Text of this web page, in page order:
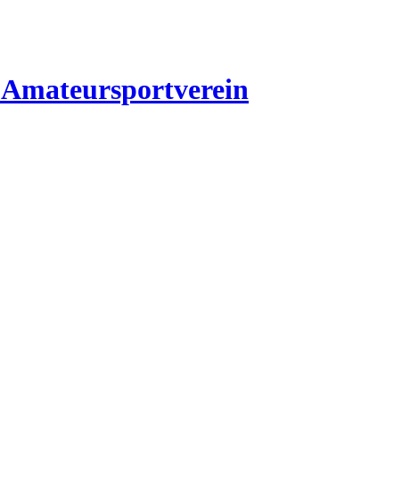
Amateursportverein